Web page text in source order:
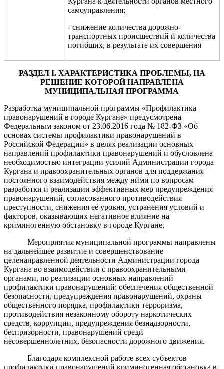
самоуправления;
- снижение количества дорожно-
транспортных происшествий и количества
погибших, в результате их совершения
РАЗДЕЛ I. ХАРАКТЕРИСТИКА ПРОБЛЕМЫ, НА
РЕШЕНИЕ КОТОРОЙ НАПРАВЛЕНА
МУНИЦИПАЛЬНАЯ ПРОГРАММА
Разработка муниципальной программы «Профилактика
правонарушений в городе Кургане» предусмотрена
Федеральным законом от 23.06.2016 года № 182-ФЗ «Об
основах системы профилактики правонарушений в
Российской Федерации» в целях реализации основных
направлений профилактики правонарушений и обусловлена
необходимостью интеграции усилий Администрации города
Кургана и правоохранительных органов для поддержания
постоянного взаимодействия между ними по вопросам
разработки и реализации эффективных мер предупреждения
правонарушений, согласованного противодействия
преступности, снижения её уровня, устранения условий и
факторов, оказывающих негативное влияние на
криминогенную обстановку в городе Кургане.
Мероприятия муниципальной программы направлены
на дальнейшее развитие и совершенствование
целенаправленной деятельности Администрации города
Кургана во взаимодействии с правоохранительными
органами, по реализации основных направлений
профилактики правонарушений: обеспечения общественной
безопасности, предупреждения правонарушений, охраны
общественного порядка, профилактики терроризма,
противодействия незаконному обороту наркотических
средств, коррупции, предупреждения безнадзорности,
беспризорности, правонарушений среди
несовершеннолетних, безопасности дорожного движения.
Благодаря комплексной работе всех субъектов
профилактики правонарушений криминогенная обстановка в